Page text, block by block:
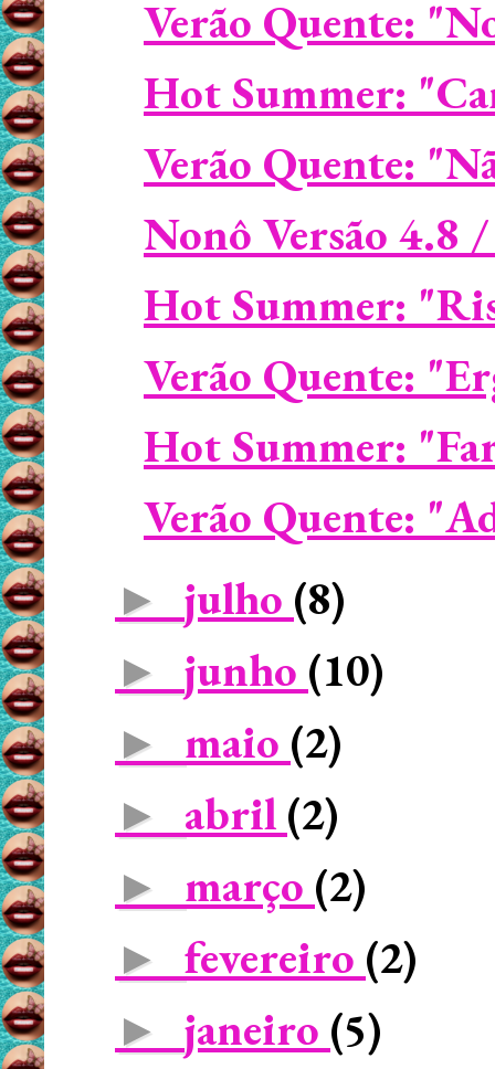
Verão Quente:
Hot Summer:
Verão Quente:
Nonô Versão 4.8
Hot Summer:
Verão Quente:
Hot Summer:
Verão Quente:
► julho (8)
► junho (10)
► maio (2)
► abril (2)
► março (2)
► fevereiro (2)
► janeiro (5)